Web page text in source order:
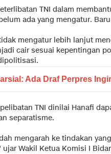
TNI dalam
ada yang mengatur.
mengatur lebih lanjut
cair sesuai kepentingan
Ada Draf Perpres
TNI dinilai Hanafi
separatisme.
mengarah ke tindakan
ujar Wakil Ketua Komisi I